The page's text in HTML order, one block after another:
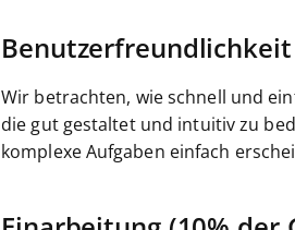
Wir betrachten, wie schnell und
die gut gestaltet und intuitiv zu
komplexe Aufgaben einfach